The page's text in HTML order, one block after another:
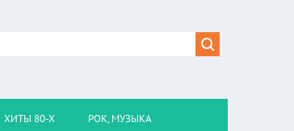
ХИТЫ 80-Х РОК, МУЗЫКА